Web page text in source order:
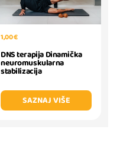
1,00 €
DNS terapija Dinamička
neuromuskularna
stabilizacija
SAZNAJ VIŠE